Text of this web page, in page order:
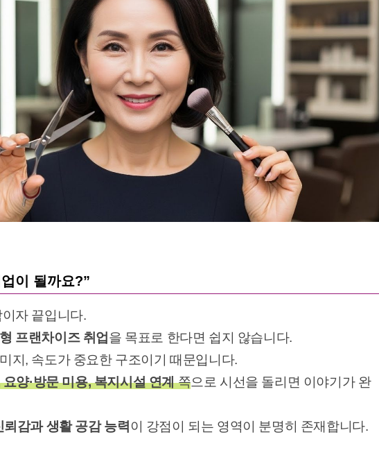
이 될까요?”
자 끝입니다.
프랜차이즈 취업 을 목표로 한다면 쉽지 않습니다.
지, 속도가 중요한 구조이기 때문입니다.
양·방문 미용, 복지시설 연계쪽으로 시선을 돌리면 이야기가 완
뢰감과 생활 공감 능력 이 강점이 되는 영역이 분명히 존재합니다.